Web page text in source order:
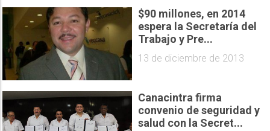
$90 millones, en 2014
espera la Secretaría del
Trabajo y Pre...
13 de diciembre de 2013
Canacintra firma
convenio de seguridad y
salud con la Secret...